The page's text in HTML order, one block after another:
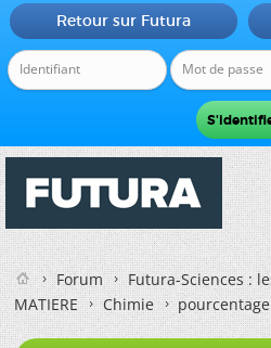
Retour sur Futura
Forum
Futura-Sciences :
MATIERE
Chimie